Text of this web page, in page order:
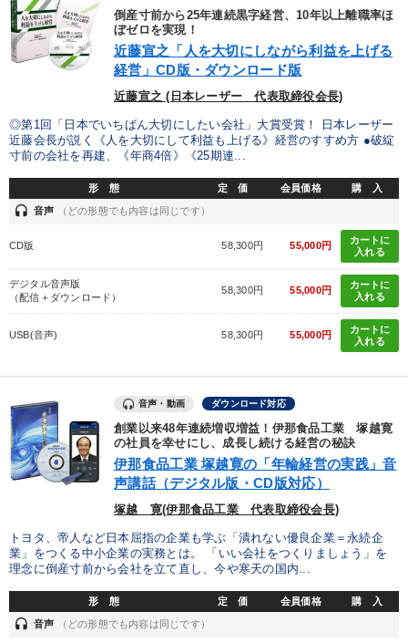
倒産寸前から25年連続黒字経営、10年以上離職率ほ
ぼゼロを実現！
近藤宣之「人を大切にしながら利益を上げる
経営」CD版・ダウンロード版
近藤宣之 (日本レーザー 代表取締役会長)
◎第1回「日本でいちばん大切にしたい会社」大賞受賞！ 日本レーザー
近藤会長が説く《人を大切にして利益も上げる》経営のすすめ方 ●破綻
寸前の会社を再建、《年商4倍》《25期連...
形 態 定 価 会員価格 購 入
headset 音声 （どの形態でも内容は同じです）
CD版 58,300円 55,000円
カートに
入れる
デジタル音声版
（配信＋ダウンロード）
58,300円 55,000円
カートに
入れる
USB(音声) 58,300円 55,000円
カートに
入れる
音声・動画 ダウンロード対応
創業以来48年連続増収増益！伊那食品工業 塚越寛
の社員を幸せにし、成長し続ける経営の秘訣
伊那食品工業 塚越寛の「年輪経営の実践」音
声講話（デジタル版・CD版対応）
塚越 寛(伊那食品工業 代表取締役会長)
トヨタ、帝人など日本屈指の企業も学ぶ「潰れない優良企業＝永続企
業」をつくる中小企業の実務とは。 「いい会社をつくりましょう」を
理念に倒産寸前から会社を立て直し、今や寒天の国内...
形 態 定 価 会員価格 購 入
headset 音声 （どの形態でも内容は同じです）